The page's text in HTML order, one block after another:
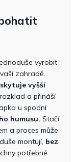
vyrobit
zahradě.
vyšší
a přináší
u spodní
humusu. Stačí
a proces může
montují, bez
potřebné